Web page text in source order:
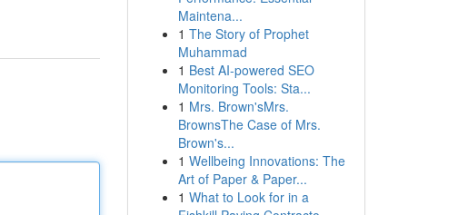
Maintena...
1 The Story of Prophet
Muhammad
1 Best AI-powered SEO
Monitoring Tools: Sta...
1 Mrs. Brown'sMrs.
BrownsThe Case of Mrs.
Brown's...
1 Wellbeing Innovations: The
Art of Paper & Paper...
1 What to Look for in a